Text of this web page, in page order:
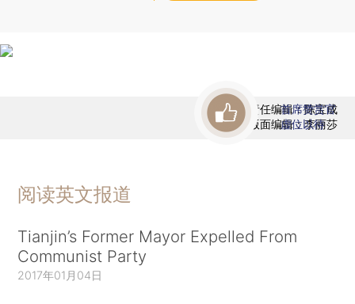
责任编辑：陈宝成
版面编辑：李丽莎
首席赞赏官
虚位以待
阅读英文报道
Tianjin’s Former Mayor Expelled From
Communist Party
2017年01月04日